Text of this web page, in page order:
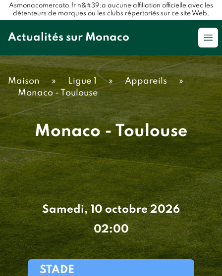
Asmonacomercato.fr n&#39;a aucune affiliation officielle avec les
détenteurs de marques ou les clubs répertoriés sur ce site Web.
Actualités sur Monaco
Maison » Ligue 1 » Appareils
»
Monaco - Toulouse
Monaco - Toulouse
Samedi, 10 octobre 2026
02:00
STADE